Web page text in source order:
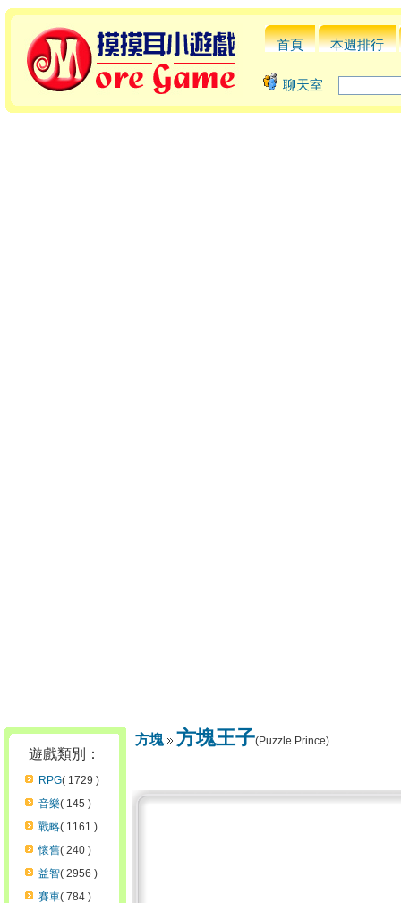
首頁 本週排行
聊天室
遊戲類別：
RPG( 1729 )
音樂( 145 )
戰略( 1161 )
懷舊( 240 )
益智( 2956 )
賽車( 784 )
方塊 方塊王子(Puzzle Prince)